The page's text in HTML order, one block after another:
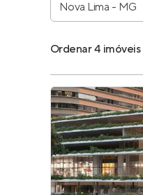
Ordenar4 imóveis